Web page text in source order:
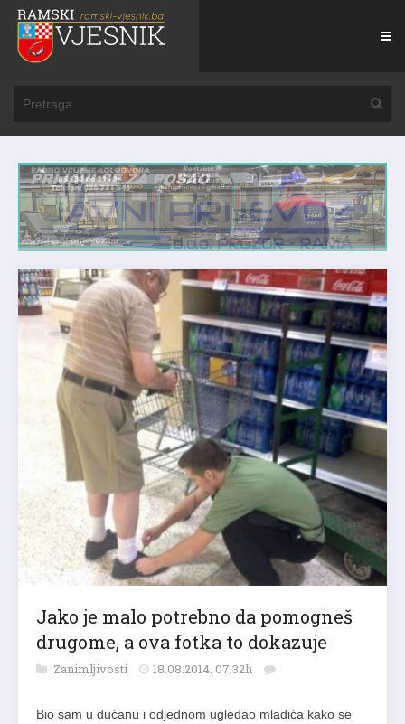
Jako je malo potrebno da pomogneš
drugome, a ova fotka to dokazuje
Zanimljivosti 18.08.2014. 07:32h
Bio sam u dućanu i odjednom ugledao mladića kako se